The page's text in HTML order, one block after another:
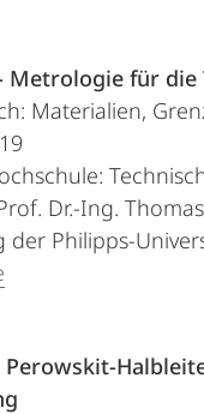
- Metrologie für
Materialien,
Dr.-Ing.
der Philipps-
Perowskit-